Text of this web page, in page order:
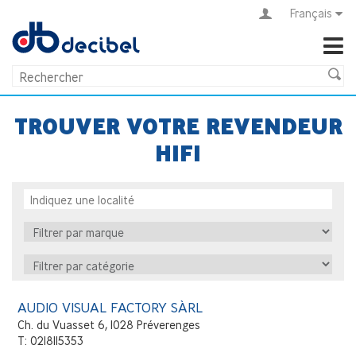
Français
TROUVER VOTRE REVENDEUR
HIFI
AUDIO VISUAL FACTORY SÀRL
Ch. du Vuasset 6, 1028 Préverenges
T: 0218115353